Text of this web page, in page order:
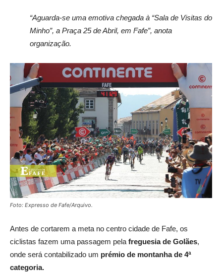
“Aguarda-se uma emotiva chegada à “Sala de Visitas do
Minho”, a Praça 25 de Abril, em Fafe”, anota
organização.
Foto: Expresso de Fafe/Arquivo.
Antes de cortarem a meta no centro cidade de Fafe, os
ciclistas fazem uma passagem pela freguesia de Golães,
onde será contabilizado um prémio de montanha de 4ª
categoria.